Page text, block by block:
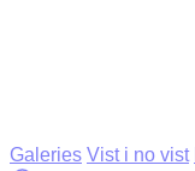
Galeries Vist i no vist